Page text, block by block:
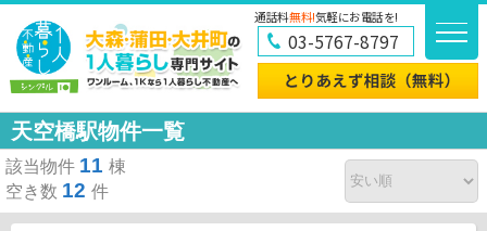
通話料無料!気軽にお電話を!
03-5767-8797
天空橋駅物件一覧
該当物件 11 棟
空き数 12 件